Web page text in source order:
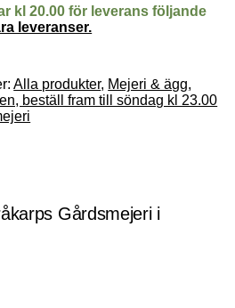
kl 20.00 för leverans följande
leveranser.
Alla produkter, Mejeri & ägg,
beställ fram till söndag kl 23.00
Gårdsmejeri i